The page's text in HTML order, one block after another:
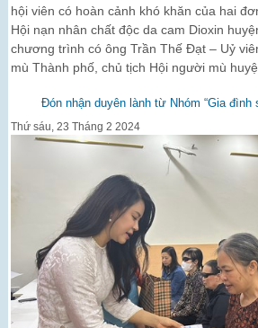
hội viên có hoàn cảnh khó khăn của hai
Hội nạn nhân chất độc da cam Dioxin
chương trình có ông Trần Thế Đạt – Uỷ
mù Thành phố, chủ tịch Hội người mù
Đón nhận duyên lành từ Nhóm “Gia đình
Thứ sáu, 23 Tháng 2 2024